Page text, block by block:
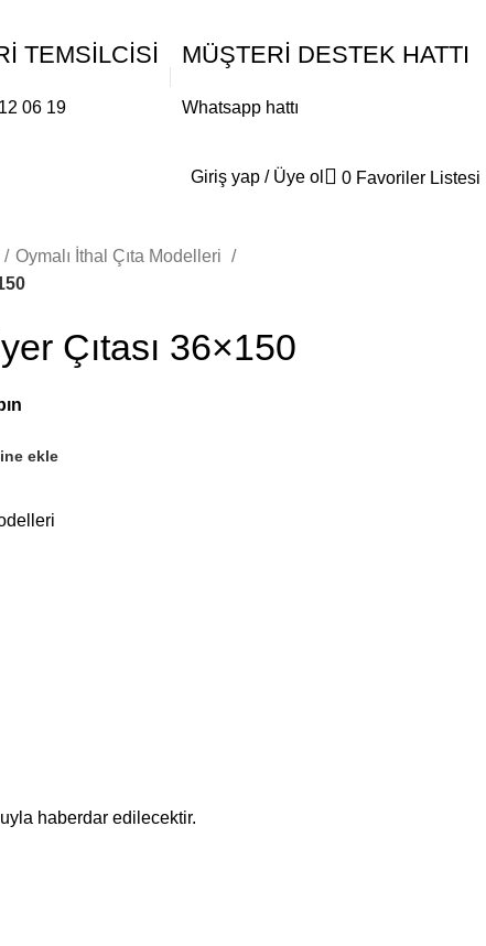
TEMSİLCİSİ
06 19
MÜŞTERİ DESTEK HATTI
Whatsapp hattı
Giriş yap / Üye ol 0 Favoriler Listesi
Oymalı İthal Çıta Modelleri
Çıtası 36×150
ekle
haberdar edilecektir.